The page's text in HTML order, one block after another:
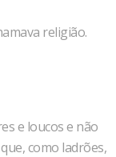
religião.
e loucos e não
como ladrões,